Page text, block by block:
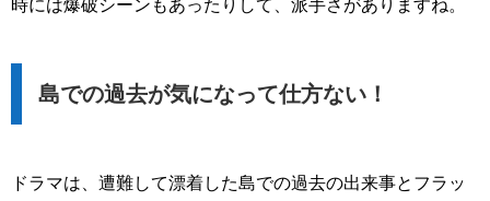
時には爆破シーンもあったりして、派手さがありますね。
島での過去が気になって仕方ない！
ドラマは、遭難して漂着した島での過去の出来事とフラッ